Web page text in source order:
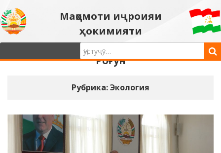
Мақомоти иҷроияи
ҳокимияти
давлатии шаҳри
Роғун
Рубрика: Экология